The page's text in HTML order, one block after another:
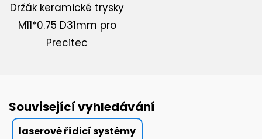
Držák keramické trysky
M11*0.75 D31mm pro
Precitec
Související vyhledávání
laserové řídicí systémy